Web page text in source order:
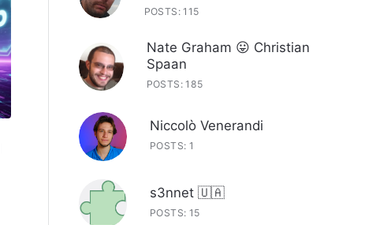
POSTS: 115
Nate Graham 😛 Christian
Spaan
POSTS: 185
Niccolò Venerandi
POSTS: 1
s3nnet 🇺🇦
POSTS: 15